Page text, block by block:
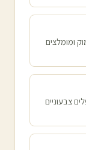
ומומלצים
צבעוניים